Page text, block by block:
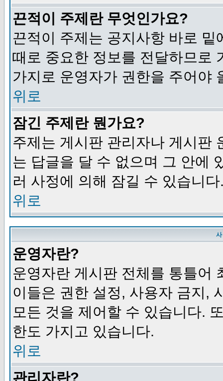
끈적이 주제란 무엇인가요?
끈적이 주제는 공지사항 바로
때로 중요한 정보를 전달하므로
가지로 운영자가 권한을 주어야
위로
잠긴 주제란 뭔가요?
주제는 게시판 관리자나 게시판
는 답글을 달 수 없으며 그 안에
러 사정에 의해 잠길 수 있습니다
위로
운영자란?
운영자란 게시판 전체를 통틀어
이들은 권한 설정, 사용자 금지,
모든 것을 제어할 수 있습니다.
한도 가지고 있습니다.
위로
관리자란?